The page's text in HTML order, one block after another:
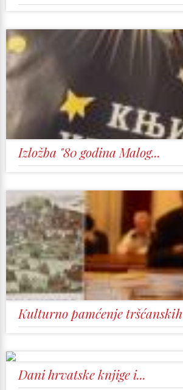
Izložba "80 godina Malog...
Kulturno pamćenje
Dani hrvatske knjige i...